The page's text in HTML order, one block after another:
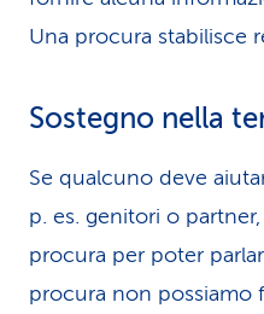
Una procura stabilisce
Sostegno nella
Se qualcuno deve
p. es. genitori o
procura per poter
procura non possiamo